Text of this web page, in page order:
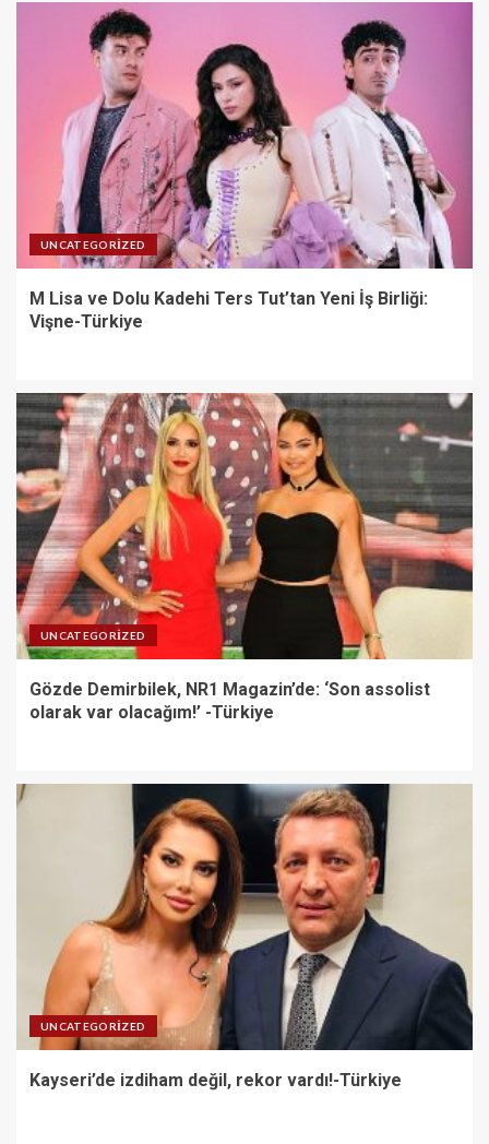
UNCATEGORIZED
M Lisa ve Dolu Kadehi Ters Tut’tan Yeni İş Birliği:
Vişne-Türkiye
UNCATEGORIZED
Gözde Demirbilek, NR1 Magazin’de: ‘Son assolist
olarak var olacağım!’ -Türkiye
UNCATEGORIZED
Kayseri’de izdiham değil, rekor vardı!-Türkiye